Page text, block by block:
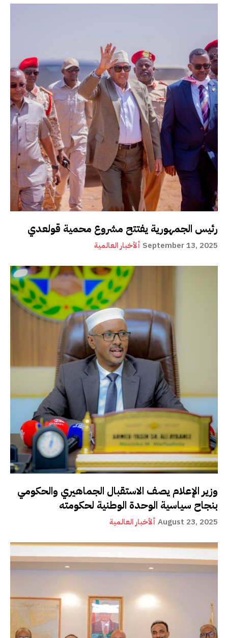
رئيس الجمهورية يفتتح مشروع محمية قولعدي
ألأخبار العالمية September 13, 2025
وزير الإعلام يصف الاستقبال الجماهيري والحكومي
بنجاح سياسية الوحدة الوطنية لحكومته
ألأخبار العالمية August 23, 2025